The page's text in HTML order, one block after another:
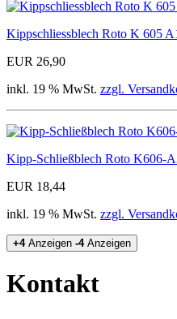
Kippschliessblech Roto K 605
EUR 26,90
inkl. 19 % MwSt. zzgl.
Kipp-Schließblech Roto K606-
EUR 18,44
inkl. 19 % MwSt. zzgl.
+4Anzeigen -4Anzeigen
Kontakt